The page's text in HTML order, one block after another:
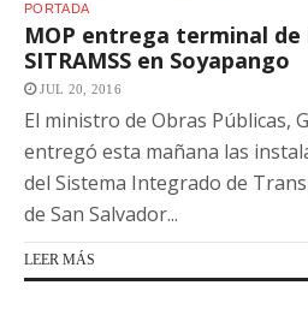
PORTADA
MOP entrega terminal
SITRAMSS en Soyapango
JUL 20, 2016
El ministro de Obras Públicas,
entregó esta mañana las
del Sistema Integrado de
de San Salvador...
LEER MÁS